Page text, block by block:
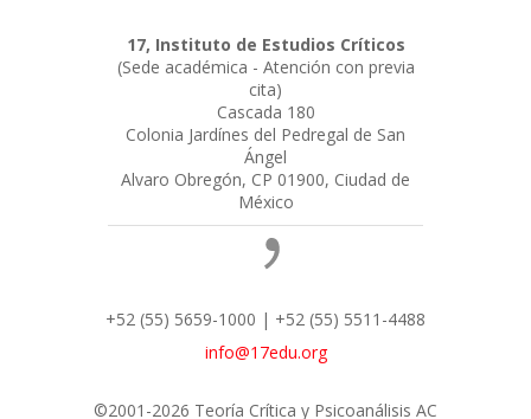
17, Instituto de Estudios Críticos
(Sede académica - Atención con previa
cita)
Cascada 180
Colonia Jardínes del Pedregal de San
Ángel
Alvaro Obregón, CP 01900, Ciudad de
México
+52 (55) 5659-1000 | +52 (55) 5511-4488
info@17edu.org
©2001-2026 Teoría Crítica y Psicoanálisis AC